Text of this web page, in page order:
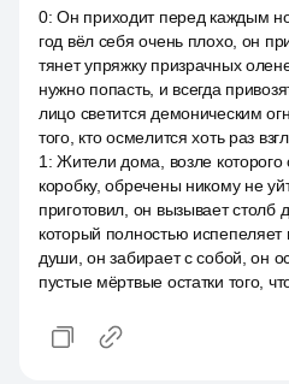
0:Он приходит перед каждым
год вёл себя очень плохо, он
тянет упряжку призрачных
нужно попасть, и всегда
лицо светится демоническим
того, кто осмелится хоть раз
1 :Жители дома, возле которого
коробку, обречены никому не
приготовил, он вызывает столб
который полностью испепеляет
души, он забирает с собой, он
пустые мёртвые остатки того,